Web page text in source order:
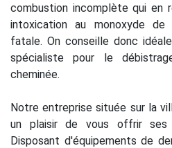
combustion incomplète qui en
intoxication au monoxyde de
fatale. On conseille donc
spécialiste pour le
cheminée.
Notre entreprise située sur la
un plaisir de vous offrir ses
Disposant d'équipements de